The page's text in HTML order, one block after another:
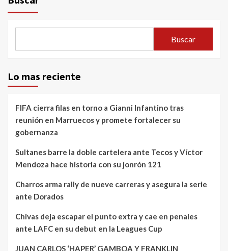
Buscar
Lo mas reciente
FIFA cierra filas en torno a Gianni Infantino tras
reunión en Marruecos y promete fortalecer su
gobernanza
Sultanes barre la doble cartelera ante Tecos y Víctor
Mendoza hace historia con su jonrón 121
Charros arma rally de nueve carreras y asegura la serie
ante Dorados
Chivas deja escapar el punto extra y cae en penales
ante LAFC en su debut en la Leagues Cup
JUAN CARLOS ‘HAPER’ GAMBOA Y FRANKLIN